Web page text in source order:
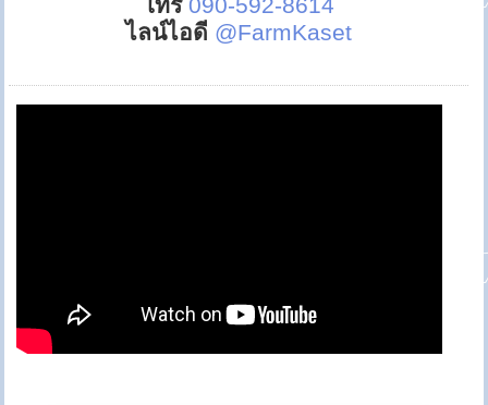
โทร 090-592-8614
ไลน์ไอดี @FarmKaset